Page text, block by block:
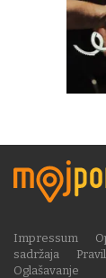
Impressum
sadržaja
Oglašavanje